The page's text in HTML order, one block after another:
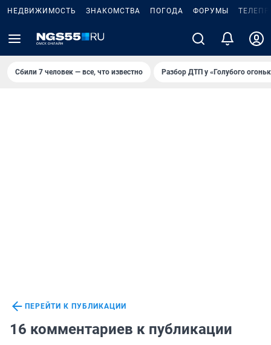
НЕДВИЖИМОСТЬ ЗНАКОМСТВА ПОГОДА ФОРУМЫ
Сбили 7 человек — все, что известно Разбор ДТП у «Голубого
ПЕРЕЙТИ К ПУБЛИКАЦИИ
16 комментариев к публикации